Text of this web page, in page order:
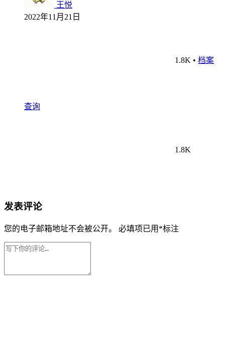
王悦
2022年11月21日
1.8K • 档案
查询
1.8K
发表评论
您的电子邮箱地址不会被公开。 必填项已用 *标注